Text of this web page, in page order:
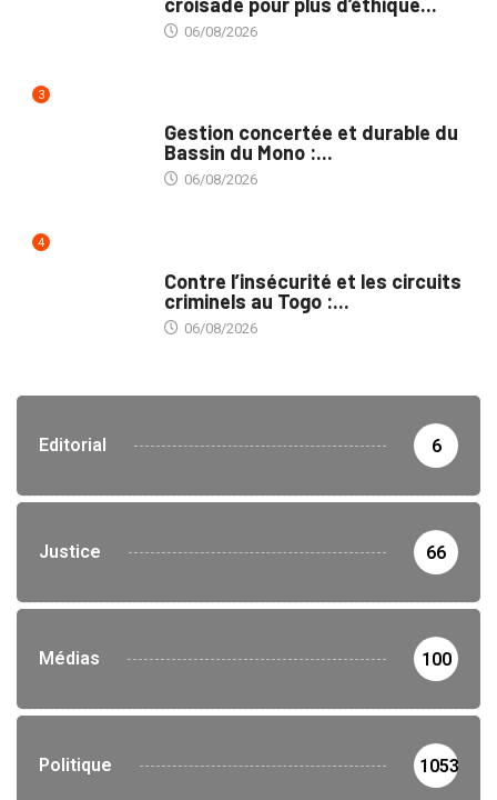
06/08/2026
3
Gestion concertée et durable du
Bassin du Mono :...
06/08/2026
4
Contre l’insécurité et les circuits
criminels au Togo :...
06/08/2026
Editorial 6
Justice 66
Médias 100
Politique 1053